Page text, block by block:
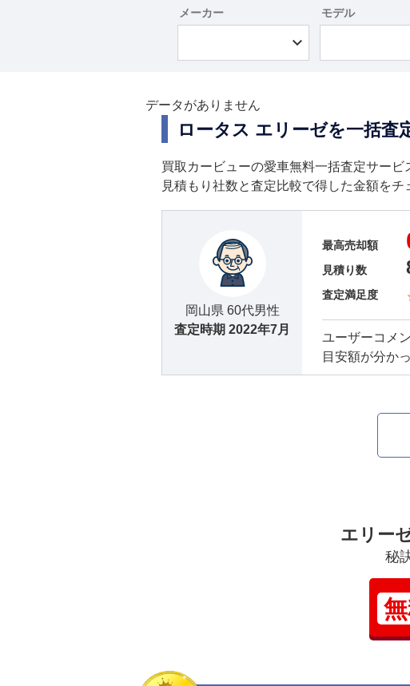
メーカー モデル
データがありません
ロータス エリーゼを一括査
買取カービューの愛車無料一括査定サー
見積もり社数と査定比較で得した金額をチ
岡山県 60代男性
査定時期 2022年7月
最高売却額
見積り数
査定満足度
ユーザーコメ
目安額が分か
エリー
秘